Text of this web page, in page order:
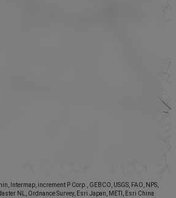
Intermap, increment P Corp., GEBCO, USGS, FAO, NPS,
NL, Ordnance Survey, Esri Japan, METI, Esri China